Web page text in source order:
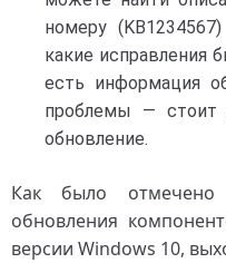
номеру
какие исправления
есть информация
проблемы — стоит
обновление.
Как было
обновления
версии Windows 10,